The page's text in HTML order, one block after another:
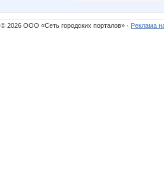
© 2026 ООО «Сеть городских порталов» · Реклама